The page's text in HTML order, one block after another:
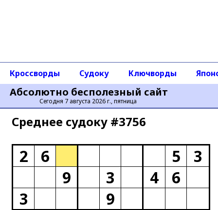
Абсолютно бесполезный сайт
Сегодня 7 августа 2026 г., пятница
Кроссворды Судоку Ключворды
Среднее cудоку #3756
2 6 5
3
9
3 4
6
3
9